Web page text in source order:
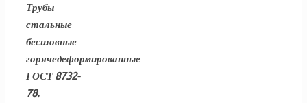
Трубы
стальные
бесшовные
горячедеформированные
ГОСТ 8732-
78.